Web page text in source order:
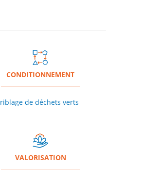
CONDITIONNEMENT
de déchets verts
VALORISATION